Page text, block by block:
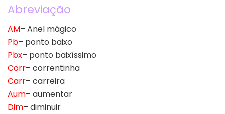
Abreviação
AM– Anel mágico
Pb– ponto baixo
Pbx– ponto baixíssimo
Corr– correntinha
Carr– carreira
Aum– aumentar
Dim– diminuir